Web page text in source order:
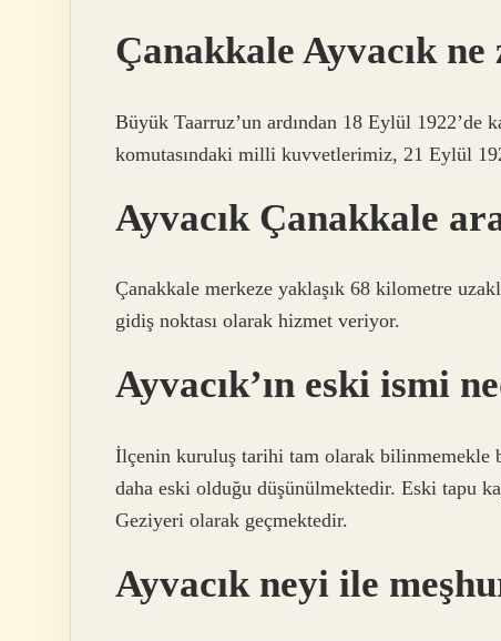
Çanakkale Ayvacık
Büyük Taarruz’un ardından 18 Eylül
komutasındaki milli kuvvetlerimiz, 21 Eylül
Ayvacık Çanakkale
Çanakkale merkeze yaklaşık 68 kilometre
gidiş noktası olarak hizmet veriyor.
Ayvacık’ın eski ismi
İlçenin kuruluş tarihi tam olarak bilinmemekle
daha eski olduğu düşünülmektedir. Eski tapu
Geziyeri olarak geçmektedir.
Ayvacık neyi ile